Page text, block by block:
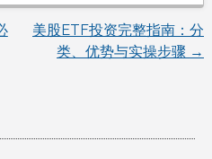
美股ETF投资完整指南：分
类、优势与实操步骤 →